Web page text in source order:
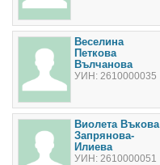
Веселина
Петкова
Вълчанова
УИН: 2610000035
Виолета Въкова
Запрянова-
Илиева
УИН: 2610000051